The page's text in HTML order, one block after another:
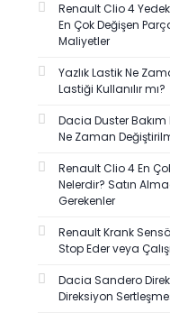
Renault Clio 4
En Çok Değişen
Maliyetler
Yazlık Lastik Ne
Lastiği Kullanılır mı?
Dacia Duster
Ne Zaman
Renault Clio 4 En
Nelerdir? Satın
Gerekenler
Renault Krank
Stop Eder veya
Dacia Sandero
Direksiyon